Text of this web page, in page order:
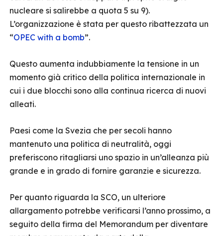
nucleare si salirebbe a quota 5 su 9).
L’organizzazione è stata per questo ribattezzata un
“OPEC with a bomb”.
Questo aumenta indubbiamente la tensione in un
momento già critico della politica internazionale in
cui i due blocchi sono alla continua ricerca di nuovi
alleati.
Paesi come la Svezia che per secoli hanno
mantenuto una politica di neutralità, oggi
preferiscono ritagliarsi uno spazio in un’alleanza più
grande e in grado di fornire garanzie e sicurezza.
Per quanto riguarda la SCO, un ulteriore
allargamento potrebbe verificarsi l’anno prossimo, a
seguito della firma del Memorandum per diventare